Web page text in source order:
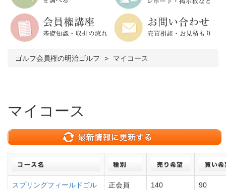
ゴルフ会員権の明治ゴルフ マイコース
マイコース
スプリングフィールドゴル
正会員 140 90